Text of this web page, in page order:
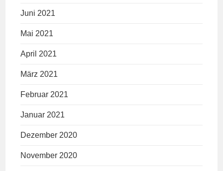
Juni 2021
Mai 2021
April 2021
März 2021
Februar 2021
Januar 2021
Dezember 2020
November 2020